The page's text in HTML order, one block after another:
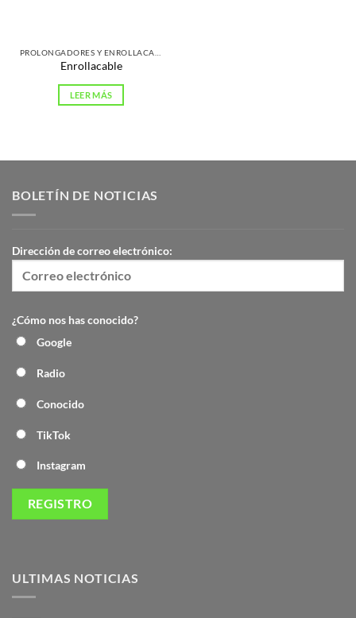
Enrollacable
LEER MÁS
BOLETÍN DE NOTICIAS
Dirección de correo electrónico:
¿Cómo nos has conocido?
Google
Radio
Conocido
TikTok
Instagram
ULTIMAS NOTICIAS